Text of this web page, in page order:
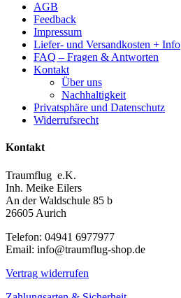
AGB
Feedback
Impressum
Liefer- und Versandkosten + Info
FAQ – Fragen & Antworten
Kontakt
Über uns
Nachhaltigkeit
Privatsphäre und Datenschutz
Widerrufsrecht
Kontakt
Traumflug e.K.
Inh. Meike Eilers
An der Waldschule 85 b
26605 Aurich
Telefon: 04941 6977977
Email: info@traumflug-shop.de
Vertrag widerrufen